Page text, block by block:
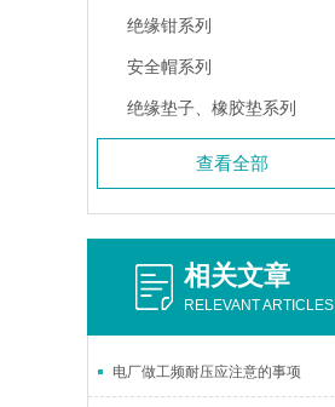
绝缘钳系列
安全帽系列
绝缘垫子、橡胶垫系列
查看全部
相关文章
RELEVANT ARTICLES
电厂做工频耐压应注意的事项